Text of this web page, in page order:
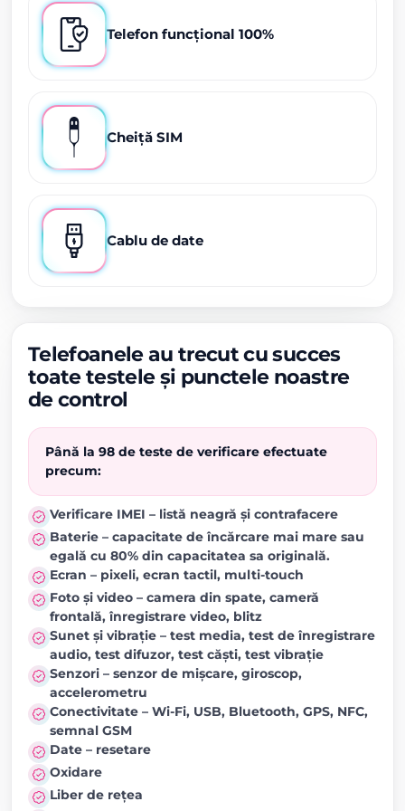
Telefon funcțional 100%
Cheiță SIM
Cablu de date
Telefoanele au trecut cu succes
toate testele și punctele noastre
de control
Până la 98 de teste de verificare efectuate
precum:
Verificare IMEI – listă neagră și contrafacere
Baterie – capacitate de încărcare mai mare sau
egală cu 80% din capacitatea sa originală.
Ecran – pixeli, ecran tactil, multi-touch
Foto și video – camera din spate, cameră
frontală, înregistrare video, blitz
Sunet și vibrație – test media, test de înregistrare
audio, test difuzor, test căști, test vibrație
Senzori – senzor de mișcare, giroscop,
accelerometru
Conectivitate – Wi-Fi, USB, Bluetooth, GPS, NFC,
semnal GSM
Date – resetare
Oxidare
Liber de rețea